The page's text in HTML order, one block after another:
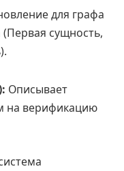
для графа
сущность,
Описывает
на верификацию